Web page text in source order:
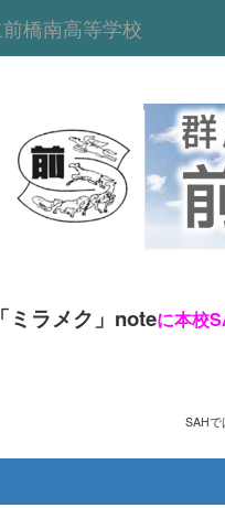
橋南高等学校
ミラメク」noteに本校
SAHで